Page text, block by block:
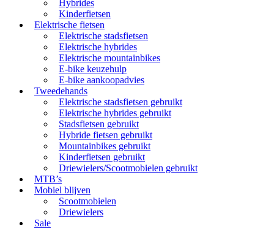
Hybrides
Kinderfietsen
Elektrische fietsen
Elektrische stadsfietsen
Elektrische hybrides
Elektrische mountainbikes
E-bike keuzehulp
E-bike aankoopadvies
Tweedehands
Elektrische stadsfietsen gebruikt
Elektrische hybrides gebruikt
Stadsfietsen gebruikt
Hybride fietsen gebruikt
Mountainbikes gebruikt
Kinderfietsen gebruikt
Driewielers/Scootmobielen gebruikt
MTB’s
Mobiel blijven
Scootmobielen
Driewielers
Sale